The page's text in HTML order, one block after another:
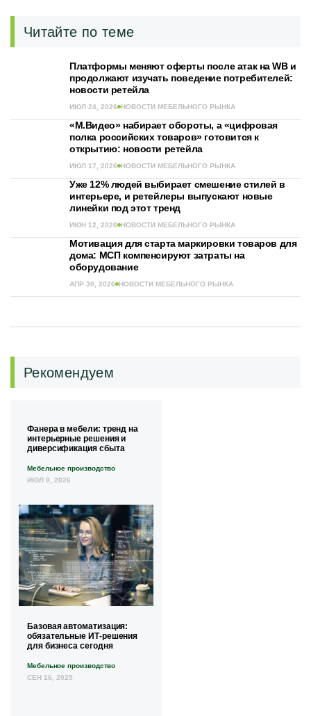
Читайте по теме
Платформы меняют оферты после атак на WB и
продолжают изучать поведение потребителей:
новости ретейла
ИЮЛ 24, 2026 НОВОСТИ МЕБЕЛЬНОГО РЫНКА
«М.Видео» набирает обороты, а «цифровая
полка российских товаров» готовится к
открытию: новости ретейла
ИЮЛ 17, 2026 НОВОСТИ МЕБЕЛЬНОГО РЫНКА
Уже 12% людей выбирает смешение стилей в
интерьере, и ретейлеры выпускают новые
линейки под этот тренд
ИЮН 12, 2026 НОВОСТИ МЕБЕЛЬНОГО РЫНКА
Мотивация для старта маркировки товаров для
дома: МСП компенсируют затраты на
оборудование
АПР 30, 2026 НОВОСТИ МЕБЕЛЬНОГО РЫНКА
Рекомендуем
Фанера в мебели: тренд на
интерьерные решения и
диверсификация сбыта
Мебельное производство
ИЮЛ 8, 2026
Базовая автоматизация:
обязательные ИТ-решения
для бизнеса сегодня
Мебельное производство
СЕН 16, 2025